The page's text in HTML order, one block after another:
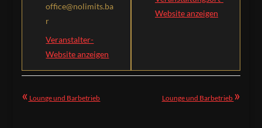
office@nolimits.ba
r
Veranstalter-
Website anzeigen
Website anzeigen
« Lounge und Barbetrieb Lounge und Barbetrieb »